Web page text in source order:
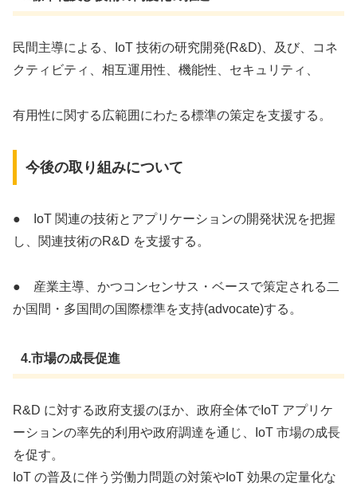
民間主導による、IoT 技術の研究開発(R&D)、及び、コネ
クティビティ、相互運用性、機能性、セキュリティ、
有用性に関する広範囲にわたる標準の策定を支援する。
今後の取り組みについて
● IoT 関連の技術とアプリケーションの開発状況を把握
し、関連技術のR&D を支援する。
● 産業主導、かつコンセンサス・ベースで策定される二
か国間・多国間の国際標準を支持(advocate)する。
4.市場の成長促進
R&D に対する政府支援のほか、政府全体でIoT アプリケ
ーションの率先的利用や政府調達を通じ、IoT 市場の成長
を促す。
IoT の普及に伴う労働力問題の対策やIoT 効果の定量化な